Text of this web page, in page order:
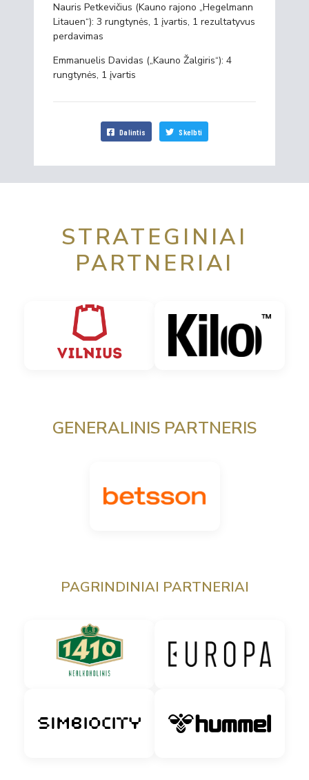
Nauris Petkevičius (Kauno rajono „Hegelmann
Litauen“): 3 rungtynės, 1 įvartis, 1 rezultatyvus
perdavimas
Emmanuelis Davidas („Kauno Žalgiris“): 4
rungtynės, 1 įvartis
Dalintis Skelbti
STRATEGINIAI
PARTNERIAI
GENERALINIS PARTNERIS
PAGRINDINIAI PARTNERIAI